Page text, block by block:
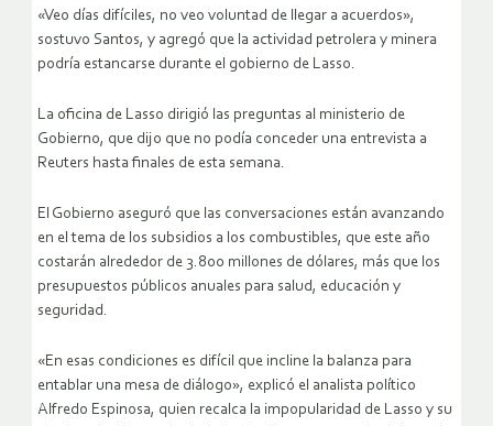
«Veo días difíciles, no veo voluntad de llegar a acuerdos»,
sostuvo Santos, y agregó que la actividad petrolera y minera
podría estancarse durante el gobierno de Lasso.
La oficina de Lasso dirigió las preguntas al ministerio de
Gobierno, que dijo que no podía conceder una entrevista a
Reuters hasta finales de esta semana.
El Gobierno aseguró que las conversaciones están avanzando
en el tema de los subsidios a los combustibles, que este año
costarán alrededor de 3.800 millones de dólares, más que los
presupuestos públicos anuales para salud, educación y
seguridad.
«En esas condiciones es difícil que incline la balanza para
entablar una mesa de diálogo», explicó el analista político
Alfredo Espinosa, quien recalca la impopularidad de Lasso y su